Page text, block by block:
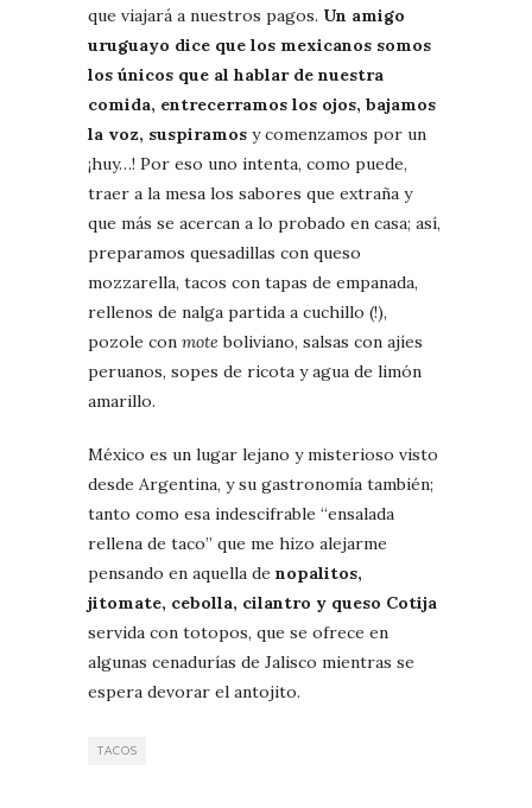
que viajará a nuestros pagos. Un amigo
uruguayo dice que los mexicanos somos
los únicos que al hablar de nuestra
comida, entrecerramos los ojos, bajamos
la voz, suspiramos y comenzamos por un
¡huy…! Por eso uno intenta, como puede,
traer a la mesa los sabores que extraña y
que más se acercan a lo probado en casa; así,
preparamos quesadillas con queso
mozzarella, tacos con tapas de empanada,
rellenos de nalga partida a cuchillo (!),
pozole con mote boliviano, salsas con ajíes
peruanos, sopes de ricota y agua de limón
amarillo.
México es un lugar lejano y misterioso visto
desde Argentina, y su gastronomía también;
tanto como esa indescifrable “ensalada
rellena de taco” que me hizo alejarme
pensando en aquella de nopalitos,
jitomate, cebolla, cilantro y queso Cotija
servida con totopos, que se ofrece en
algunas cenadurías de Jalisco mientras se
espera devorar el antojito.
TACOS